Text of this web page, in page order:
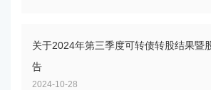
2024-10-28
关于2024年第三季度可转债转股结果暨
告